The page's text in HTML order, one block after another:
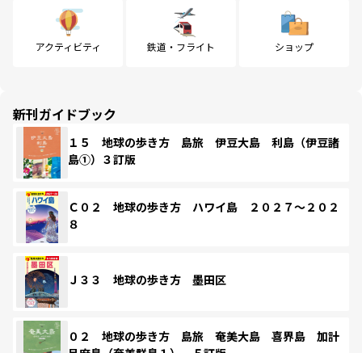
アクティビティ 鉄道・フライト ショップ
新刊ガイドブック
１５ 地球の歩き方 島旅 伊豆大島 利島（伊豆諸
島①）３訂版
Ｃ０２ 地球の歩き方 ハワイ島 ２０２７～２０２
８
Ｊ３３ 地球の歩き方 墨田区
０２ 地球の歩き方 島旅 奄美大島 喜界島 加計